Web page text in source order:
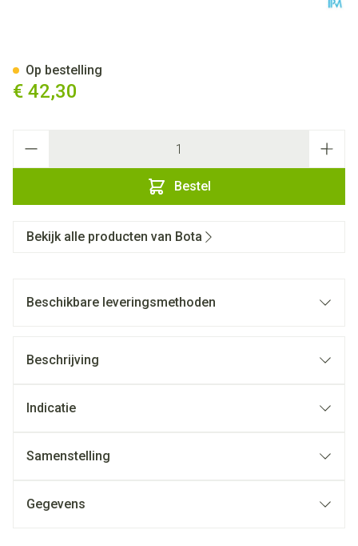
€ 42,30
Bestel
Op bestelling
Bekijk alle producten van Bota
Beschikbare leveringsmethoden
Beschrijving
Indicatie
Samenstelling
Gegevens